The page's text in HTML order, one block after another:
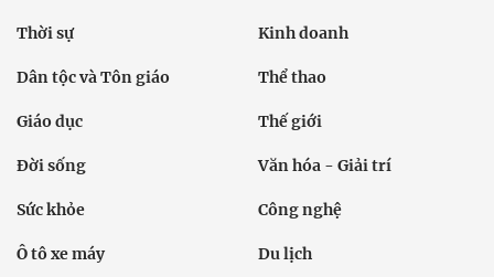
Thời sự Kinh doanh
Dân tộc và Tôn giáo Thể thao
Giáo dục Thế giới
Đời sống Văn hóa - Giải trí
Sức khỏe Công nghệ
Ô tô xe máy Du lịch